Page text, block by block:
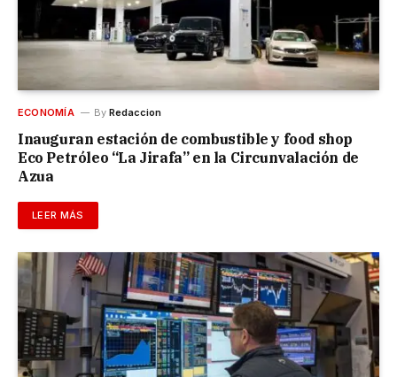
ECONOMÍA By Redaccion
Inauguran estación de combustible y food shop
Eco Petróleo “La Jirafa” en la Circunvalación de
Azua
LEER MÁS